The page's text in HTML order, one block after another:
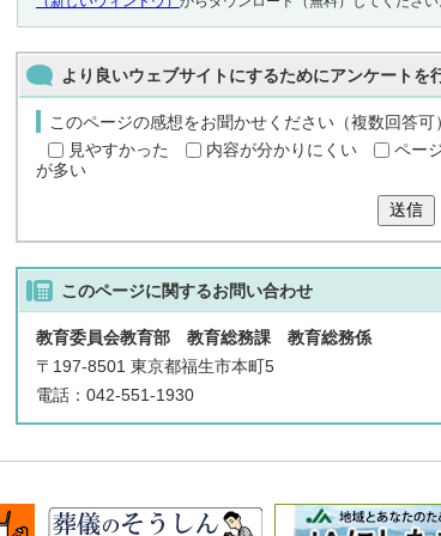
より良いウェブサイトにするためにアンケートを
このページの感想をお聞かせください（複数回答可
見やすかった
内容が分かりにくい ペー
が多い
送信
このページに関するお問い合わせ
教育委員会教育部 教育総務課 教育総務係
〒197-8501 東京都福生市本町5
電話：042-551-1930